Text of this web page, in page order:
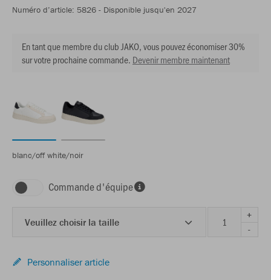
Numéro d’article: 5826 - Disponible jusqu'en 2027
En tant que membre du club JAKO, vous pouvez économiser 30%
sur votre prochaine commande. Devenir membre maintenant
blanc/off white/noir
Commande d'équipe
Veuillez choisir la taille
+
-
Personnaliser article